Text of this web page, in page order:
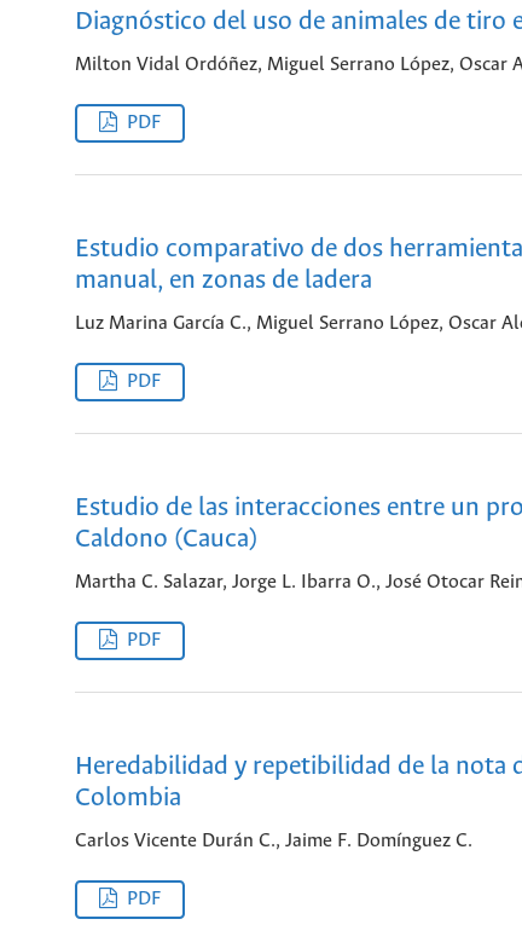
Diagnóstico del uso de animales de tiro
Milton Vidal Ordóñez, Miguel Serrano López, Oscar
PDF
Estudio comparativo de dos
manual, en zonas de ladera
Luz Marina García C., Miguel Serrano López, Oscar
PDF
Estudio de las interacciones entre un
Caldono (Cauca)
Martha C. Salazar, Jorge L. Ibarra O., José Otocar
PDF
Heredabilidad y repetibilidad de la nota
Colombia
Carlos Vicente Durán C., Jaime F. Domínguez C.
PDF